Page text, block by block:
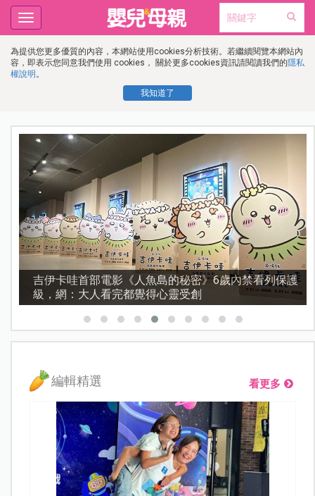
為提供您更多優質的內容，本網站使用cookies分析技術。若繼續閱覽本網站內
容，即表示您同意我們使用 cookies， 關於更多cookies資訊請閱讀我們的隱私
權說明 。
我知道了
Toggle
navigation
吉伊卡哇首部電影《人魚島的秘密》6歲內禁看列保護
級，網：大人看完都覺得心靈受創
編輯精選 看更多